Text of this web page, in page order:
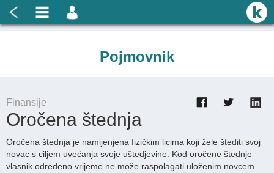
Pojmovnik
Finansije
Oročena štednja
Oročena štednja je namijenjena fizičkim licima koji žele štediti svoj
novac s ciljem uvećanja svoje uštedjevine. Kod oročene štednje
vlasnik određeno vrijeme ne može raspolagati uloženim novcem.